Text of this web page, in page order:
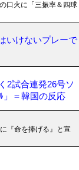
口火に「三振率＆四球
いけないプレーで
2試合連発26号ソ
＝韓国の反応
『命を捧げる』と宣